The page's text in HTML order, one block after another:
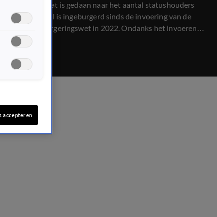
onderzoek dat is gedaan naar het aantal statushouders
dat succesvol is ingeburgerd sinds de invoering van de
nieuwe inburgeringswet in 2022. Ondanks het invoeren
van de wet lijkt er nog geen zichtbare verbetering in te
statushouders vast. VVD-Kamerlid Bente Becker schuift
accepteren